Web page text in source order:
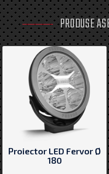
PRODUSE
Proiector LED Fervor Ø
180